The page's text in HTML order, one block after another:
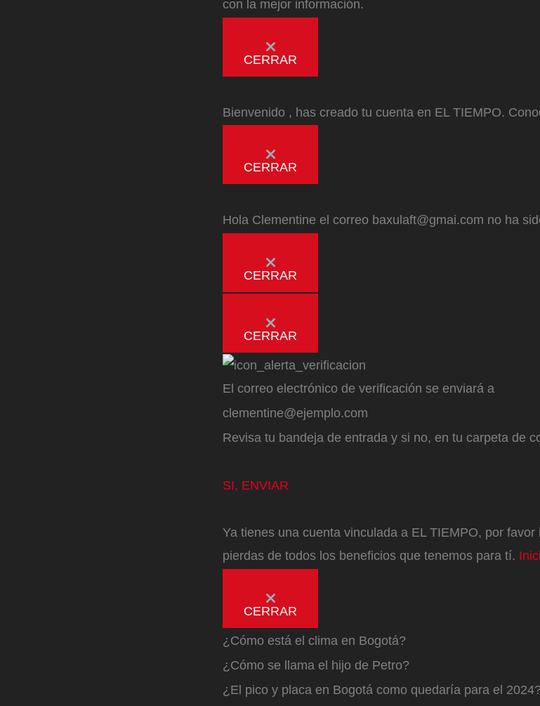
con la mejor información.
CERRAR
Bienvenido , has creado tu cuenta en EL TIEMPO.
CERRAR
Hola Clementine el correo baxulaft@gmai.com no ha
CERRAR
CERRAR
El correo electrónico de verificación se enviará a
clementine@ejemplo.com
Revisa tu bandeja de entrada y si no, en tu carpeta de
SI, ENVIAR
Ya tienes una cuenta vinculada a EL TIEMPO, por
pierdas de todos los beneficios que tenemos para tí.
CERRAR
¿Cómo está el clima en Bogotá?
¿Cómo se llama el hijo de Petro?
¿El pico y placa en Bogotá como quedaría para el